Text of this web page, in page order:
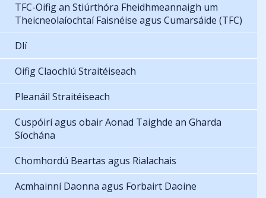
TFC-Oifig an Stiúrthóra Fheidhmeannaigh um
Theicneolaíochtaí Faisnéise agus Cumarsáide (TFC)
Dlí
Oifig Claochlú Straitéiseach
Pleanáil Straitéiseach
Cuspóirí agus obair Aonad Taighde an Gharda
Síochána
Chomhordú Beartas agus Rialachais
Acmhainní Daonna agus Forbairt Daoine